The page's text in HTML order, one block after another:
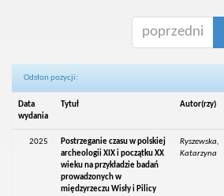
poprzedni
Odsłon pozycji:
Data
wydania
Tytuł Autor(rzy)
2025
Postrzeganie czasu w polskiej
archeologii XIX i początku XX
wieku na przykładzie badań
prowadzonych w
międzyrzeczu Wisły i Pilicy
Ryszewska,
Katarzyna